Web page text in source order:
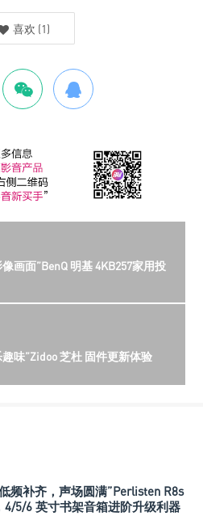
喜欢 (1)
画面”BenQ 明基 4KB257家用投
味”Zidoo 芝杜 固件更新体验
频补齐，声场圆满”Perlisten R8s
4/5/6 英寸书架音箱进阶升级利器